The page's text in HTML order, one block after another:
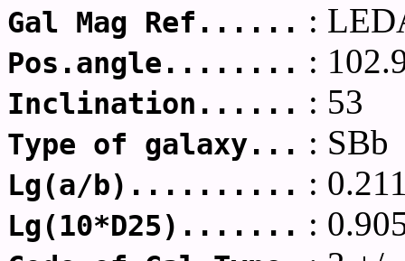
Gal Mag Ref...... :
Pos.angle........ :
Inclination...... : 53
Type of galaxy... : SBb
Lg(a/b).......... :
Lg(10*D25)....... :